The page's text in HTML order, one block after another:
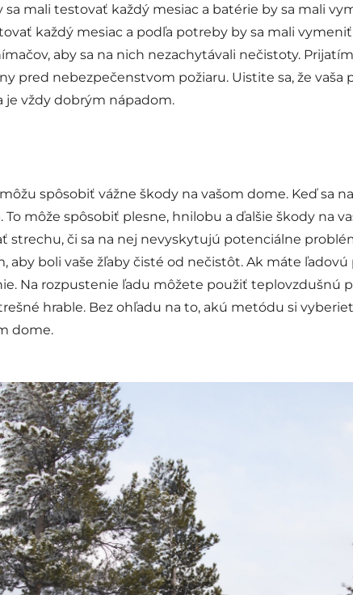
mali testovať každý mesiac a batérie by sa mali
každý mesiac a podľa potreby by sa mali
aby sa na nich nezachytávali nečistoty.
pred nebezpečenstvom požiaru. Uistite sa, že vaša
vždy dobrým nápadom.
spôsobiť vážne škody na vašom dome. Keď sa
môže spôsobiť plesne, hnilobu a ďalšie škody na
či sa na nej nevyskytujú potenciálne
boli vaše žľaby čisté od nečistôt. Ak máte
Na rozpustenie ľadu môžete použiť teplovzdušnú
hrable. Bez ohľadu na to, akú metódu si
dome.